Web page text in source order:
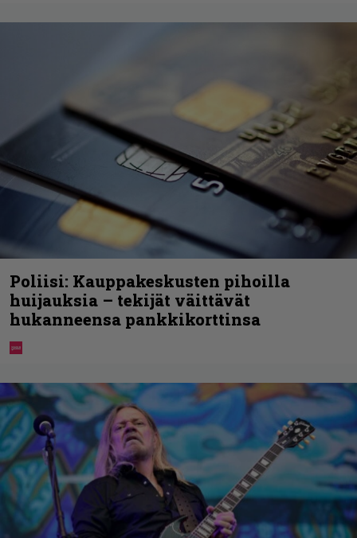
Poliisi: Kauppakeskusten pihoilla
huijauksia – tekijät väittävät
hukanneensa pankkikorttinsa